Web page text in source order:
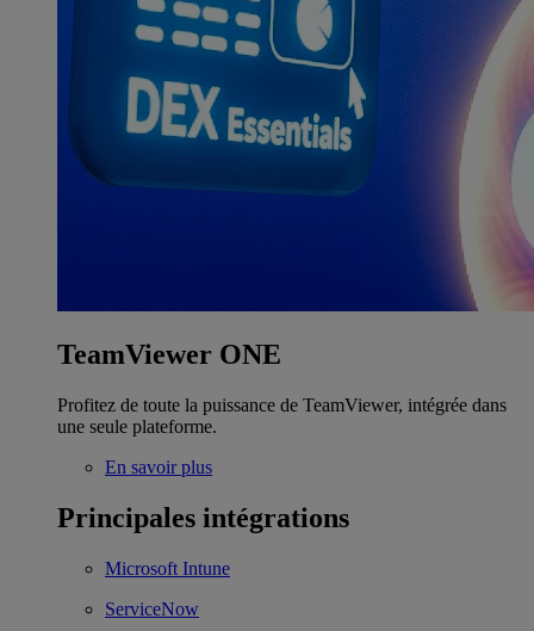
TeamViewer ONE
Profitez de toute la puissance de TeamViewer, intégrée dans
une seule plateforme.
En savoir plus
Principales intégrations
Microsoft Intune
ServiceNow